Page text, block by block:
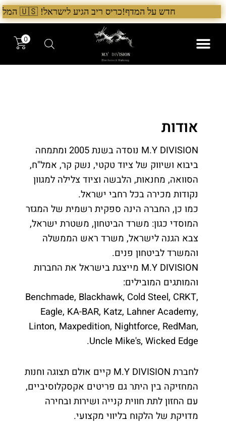
דילוג
לתוכן
חדש על המדף!כריס ריב הגיע לישראל! 🇺🇸 המלאי הראשון בארץ – עכשיו אצל היבואן הבלעדי לרגל ההשקה, 5% הנחה על כל מוצרי Chris Reeve לזמן מוגבל. בנוסף, הגיע גם מלאי חדש של Benchmade ו־Microtech. לרכישה עכשיו›. >
0
אודות
M.Y DIVISION נוסדה בשנת 2005 ומתמחה
ביבוא ושיווק של ציוד טקטי, נשק קר, אמל"ח,
הסוואה, מחנאות, הלבשה וציוד צלילה למגוון
נקודות מכירה בכל רחבי ישראל.
כמו כן, החברה הינה ספקית רשמית של המגזר
המוסדי כגון: משרד הביטחון, משטרת ישראל,
צבא הגנה לישראל, משרד ראש הממשלה
והמשרד לביטחון פנים.
M.Y DIVISION מייצגת בישראל את החברות
והמותגים המובילים:
Benchmade, Blackhawk, Cold Steel, CRKT,
Eagle, KA-BAR, Katz, Lahner Academy,
Linton, Maxpedition, Nightforce, RedMan,
Uncle Mike's, Wicked Edge.
לחברת M.Y DIVISION קיים אולם תצוגה וחנות
המחזיקה בין היתר גם פריטים אקסקלוסיביים,
עם החזון לתת חווית קנייה ושירות ובחירה
מדויקת של הלקוח בליווי מקצועי.